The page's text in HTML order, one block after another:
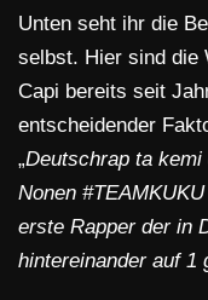
Unten seht ihr die
selbst. Hier sind die
Capi bereits seit
entscheidender
„Deutschrap ta kemi
Nonen
erste Rapper der in
hintereinander auf 1